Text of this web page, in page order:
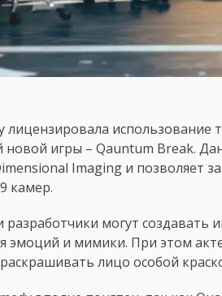
лицензировала использование
игры – Qauntum Break.
Imaging и позволяет
камер.
разработчики могут создавать
эмоций и мимики. При этом
лицо особой